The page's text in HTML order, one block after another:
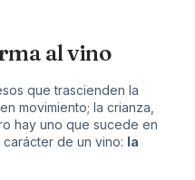
al vino
que trascienden la
movimiento; la crianza,
hay uno que sucede en
de un vino: la